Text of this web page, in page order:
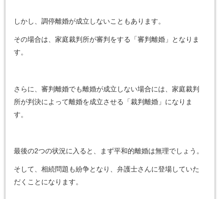
しかし、調停離婚が成立しないこともあります。
その場合は、家庭裁判所が審判をする「審判離婚」となりま
す。
さらに、審判離婚でも離婚が成立しない場合には、家庭裁判
所が判決によって離婚を成立させる「裁判離婚」になりま
す。
最後の2つの状況に入ると、まず平和的離婚は無理でしょう。
そして、相続問題も紛争となり、弁護士さんに登場していた
だくことになります。